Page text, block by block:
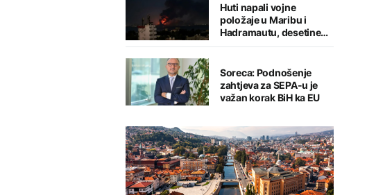
Huti napali vojne
položaje u Maribu i
Hadramautu, desetine
stradalih
Soreca: Podnošenje
zahtjeva za SEPA-u je
važan korak BiH ka EU